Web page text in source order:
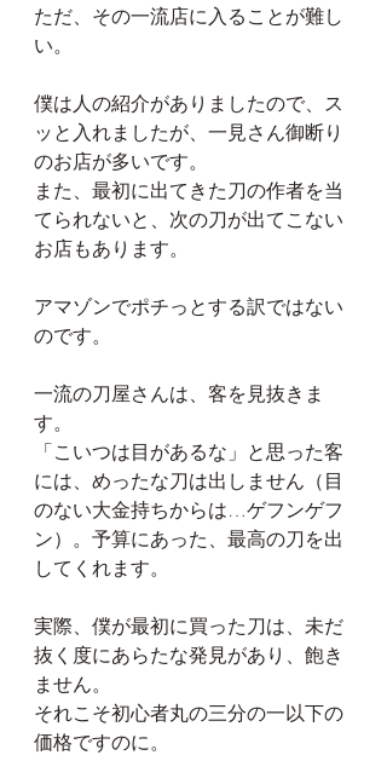
ただ、その一流店に入ることが難し
い。
僕は人の紹介がありましたので、ス
ッと入れましたが、一見さん御断り
のお店が多いです。
また、最初に出てきた刀の作者を当
てられないと、次の刀が出てこない
お店もあります。
アマゾンでポチっとする訳ではない
のです。
一流の刀屋さんは、客を見抜きま
す。
「こいつは目があるな」と思った客
には、めったな刀は出しません（目
のない大金持ちからは…ゲフンゲフ
ン）。予算にあった、最高の刀を出
してくれます。
実際、僕が最初に買った刀は、未だ
抜く度にあらたな発見があり、飽き
ません。
それこそ初心者丸の三分の一以下の
価格ですのに。